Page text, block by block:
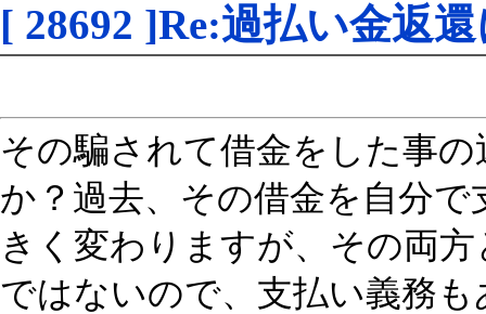
[ 28692 ]Re:過払い金返
その騙されて借金をした事
か？過去、その借金を自分
きく変わりますが、その両
ではないので、支払い義務